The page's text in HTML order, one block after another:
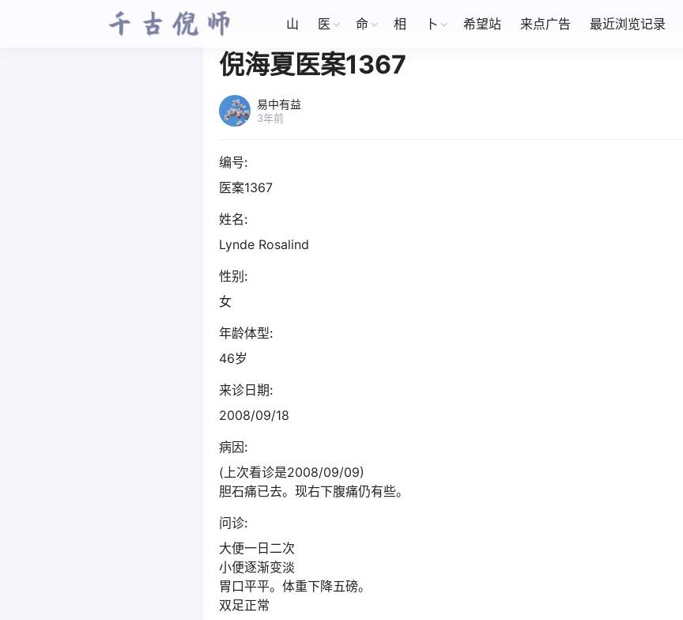
山 医 命 相 卜 希望站 来点广告 最近浏览记录
倪海夏医案1367
易中有益
3年前
编号:
医案1367
姓名:
Lynde Rosalind
性别:
女
年龄体型:
46岁
来诊日期:
2008/09/18
病因:
(上次看诊是2008/09/09)
胆石痛已去。现右下腹痛仍有些。
问诊:
大便一日二次
小便逐渐变淡
胃口平平。体重下降五磅。
双足正常